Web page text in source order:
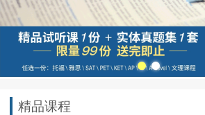
精品课程